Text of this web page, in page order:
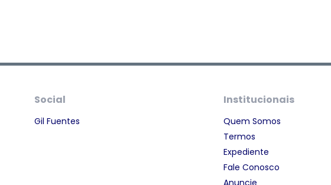
Social
Gil Fuentes
Institucionais
Quem Somos
Termos
Expediente
Fale Conosco